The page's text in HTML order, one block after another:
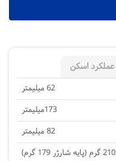
عملکرد اسکن
62 میلیمتر
173میلیمتر
82 میلیمتر
210 گرم (پایه شارژر 179 گرم)